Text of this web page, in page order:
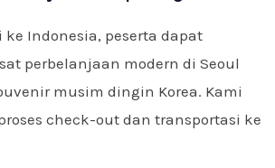
Indonesia, peserta dapat
perbelanjaan modern di Seoul
musim dingin Korea. Kami
check-out dan transportasi ke